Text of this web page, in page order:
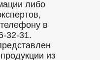
либо
в
32-31.
из